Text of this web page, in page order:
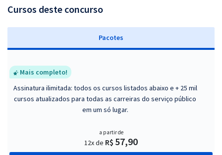
Cursos deste concurso
Pacotes
Mais completo!
Assinatura ilimitada: todos os cursos listados abaixo e + 25 mil
cursos atualizados para todas as carreiras do serviço público
em um só lugar.
a partir de
12x de R$ 57,90